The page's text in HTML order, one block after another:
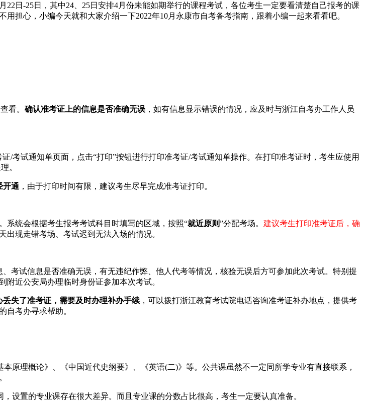
-25日，其中24、25日安排4月份未能如期举行的课程考试，各位考生一定要看清楚自己报考的课
担心，小编今天就和大家介绍一下2022年10月永康市自考备考指南，跟着小编一起来看看吧。
看。 确认准考证上的信息是否准确无误 ，如有信息显示错误的情况，应及时与浙江自考办工作人员
证/考试通知单页面，点击“打印”按钮进行打印准考证/考试通知单操作。在打印准考证时，考生应使用
。
开通 ，由于打印时间有限，建议考生尽早完成准考证打印。
统会根据考生报考考试科目时填写的区域，按照“就近原则”分配考场。 建议考生打印准考证后，确
出现走错考场、考试迟到无法入场的情况。
试信息是否准确无误，有无违纪作弊、他人代考等情况，核验无误后方可参加此次考试。特别提
附近公安局办理临时身份证参加本次考试。
丢失了准考证，需要及时办理补办手续，可以拨打浙江教育考试院电话咨询准考证补办地点，提供考
自考办寻求帮助。
理概论》、《中国近代史纲要》、《英语(二)》等。公共课虽然不一定同所学专业有直接联系，
置的专业课存在很大差异。而且专业课的分数占比很高，考生一定要认真准备。